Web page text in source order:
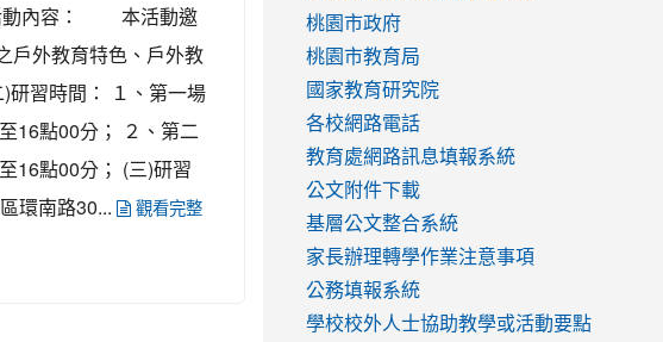
活動內容： 本活動邀
戶外教育特色、戶外教
研習時間： １、第一場
16點00分； ２、第二
16點00分； (三)研習
環南路30...
觀看完整
v=mfpNykQ0g4M
桃園市政府
桃園市教育局
國家教育研究院
各校網路電話
教育處網路訊息填報系統
公文附件下載
基層公文整合系統
家長辦理轉學作業注意事項
公務填報系統
學校校外人士協助教學或活動要點